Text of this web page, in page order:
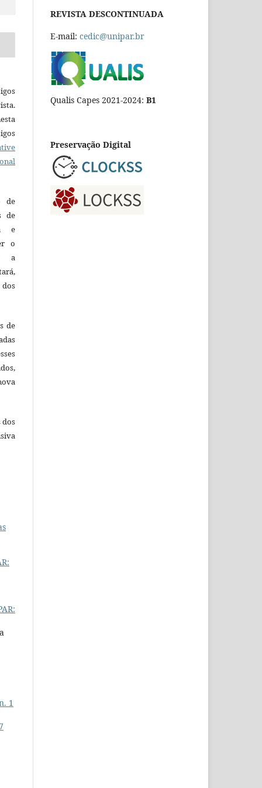
de
de
e
o
a
de
dos
1
REVISTA DESCONTINUADA
E-mail: cedic@unipar.br
Qualis Capes 2021-2024: B1
Preservação Digital